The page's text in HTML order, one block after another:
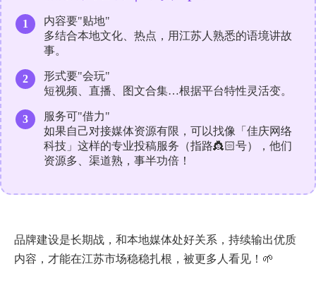
1
内容要"贴地"
多结合本地文化、热点，用江苏人熟悉的语境讲故
事。
2
形式要"会玩"
短视频、直播、图文合集…根据平台特性灵活变。
3
服务可"借力"
如果自己对接媒体资源有限，可以找像「佳庆网络
科技」这样的专业投稿服务（指路👸🏻号），他们
资源多、渠道熟，事半功倍！
品牌建设是长期战，和本地媒体处好关系，持续输出优质
内容，才能在江苏市场稳稳扎根，被更多人看见！🌱